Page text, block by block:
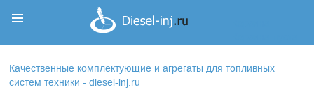
Качественные комплектующие и агрегаты для топливных
систем техники - diesel-inj.ru